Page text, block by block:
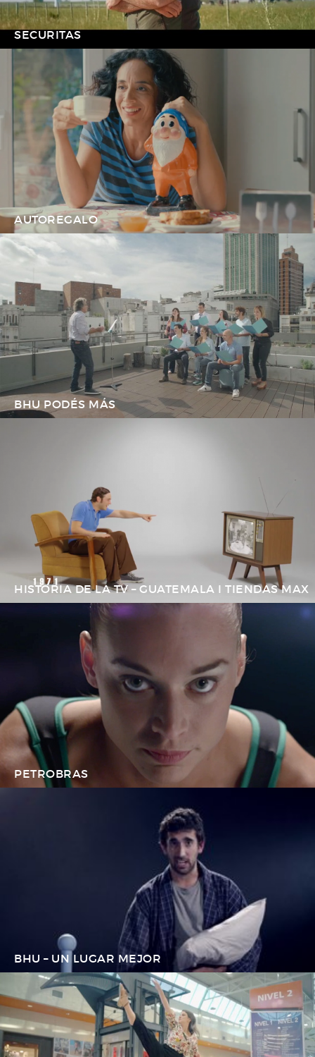
SECURITAS
AUTOREGALO
BHU PODÉS MÁS
HISTORIA DE LA TV – GUATEMALA I TIENDAS MAX
PETROBRAS
BHU – UN LUGAR MEJOR